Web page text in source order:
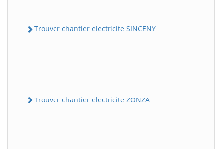
Trouver chantier electricite SINCENY
Trouver chantier electricite ZONZA